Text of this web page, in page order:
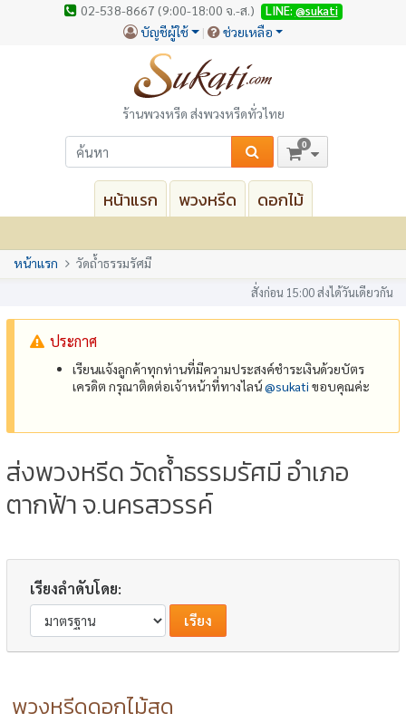
02-538-8667 (9:00-18:00 จ.-ส.) LINE: @sukati
บัญชีผู้ใช้ ช่วยเหลือ
ร้านพวงหรีด ส่งพวงหรีดทั่วไทย
0
หน้าแรก พวงหรีด ดอกไม้
หน้าแรก วัดถ้ำธรรมรัศมี
สั่งก่อน 15:00 ส่งได้วันเดียวกัน
ประกาศ
เรียนแจ้งลูกค้าทุกท่านที่มีความประสงค์ชำระเงินด้วยบัตร
เครดิต กรุณาติดต่อเจ้าหน้าที่ทางไลน์@‌sukati ขอบคุณค่ะ
ส่งพวงหรีด วัดถ้ำธรรมรัศมี อำเภอ
ตากฟ้า จ.นครสวรรค์
เรียงลำดับโดย:
พวงหรีดดอกไม้สด